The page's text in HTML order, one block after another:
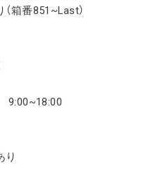
番851~Last）
9:00~18:00